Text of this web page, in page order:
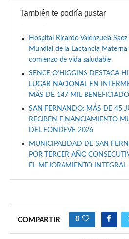
También te podría gustar
Hospital Ricardo Valenzuela
Mundial de la Lactancia
comienzo de vida saludable
SENCE O’HIGGINS DESTACA
LUGAR NACIONAL EN
MÁS DE 147 MIL
SAN FERNANDO: MÁS DE 45
RECIBEN FINANCIAMIENTO
DEL FONDEVE 2026
MUNICIPALIDAD DE SAN
POR TERCER AÑO
EL MEJORAMIENTO INTEGRAL
COMPARTIR 0